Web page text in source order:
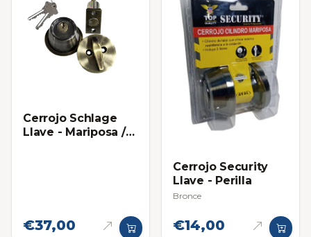
Cerrojo Schlage
Llave - Mariposa /
€37,00
Cerrojo Security
Llave - Perilla
Bronce
€14,00